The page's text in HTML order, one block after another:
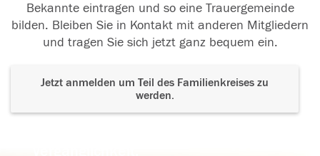
Bekannte eintragen und so eine Trauergemeinde
bilden. Bleiben Sie in Kontakt mit anderen Mitgliedern
und tragen Sie sich jetzt ganz bequem ein.
Jetzt anmelden um Teil des Familienkreises zu
werden.